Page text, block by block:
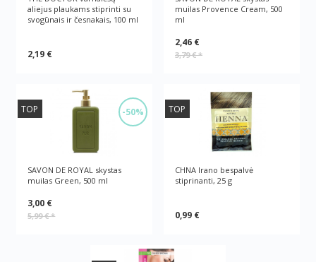
aliejus plaukams stiprinti su
svogūnais ir česnakais, 100 ml
2,19 €
muilas Provence Cream, 500
ml
2,46 €
3,79 €*
-50%
TOP
SAVON DE ROYAL skystas
muilas Green, 500 ml
3,00 €
5,99 €*
TOP
CHNA Irano bespalvė
stiprinanti, 25 g
0,99 €